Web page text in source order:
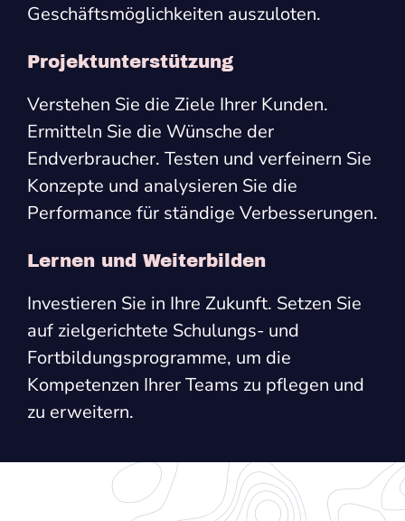
Geschäftsmöglichkeiten auszuloten.
Projektunterstützung
Verstehen Sie die Ziele Ihrer Kunden.
Ermitteln Sie die Wünsche der
Endverbraucher. Testen und verfeinern Sie
Konzepte und analysieren Sie die
Performance für ständige Verbesserungen.
Lernen und Weiterbilden
Investieren Sie in Ihre Zukunft. Setzen Sie
auf zielgerichtete Schulungs- und
Fortbildungsprogramme, um die
Kompetenzen Ihrer Teams zu pflegen und
zu erweitern.